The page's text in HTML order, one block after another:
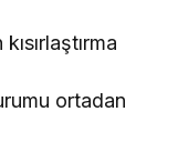
ortadan